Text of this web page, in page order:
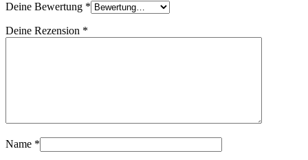
Deine Bewertung *
Deine Rezension *
Name *